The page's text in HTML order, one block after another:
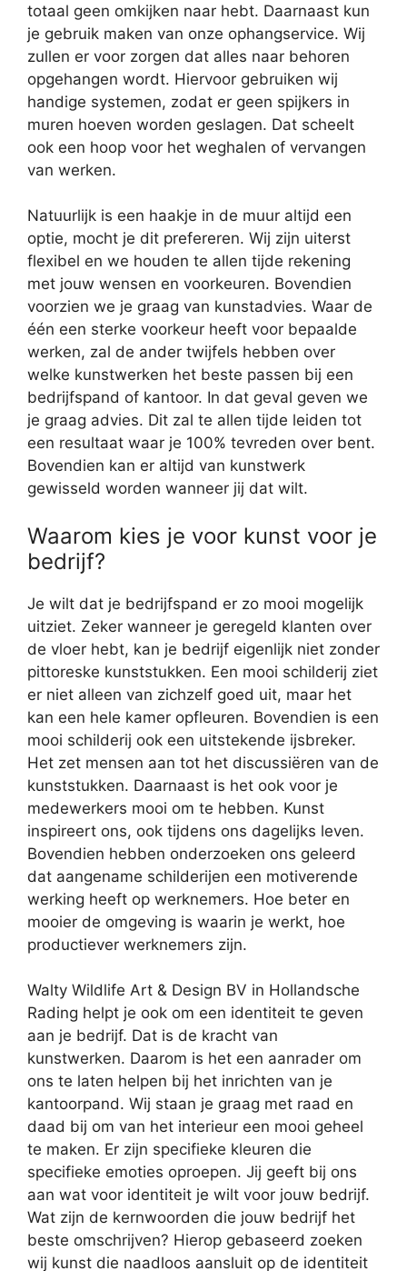
totaal geen omkijken naar hebt. Daarnaast kun
je gebruik maken van onze ophangservice. Wij
zullen er voor zorgen dat alles naar behoren
opgehangen wordt. Hiervoor gebruiken wij
handige systemen, zodat er geen spijkers in
muren hoeven worden geslagen. Dat scheelt
ook een hoop voor het weghalen of vervangen
van werken.
Natuurlijk is een haakje in de muur altijd een
optie, mocht je dit prefereren. Wij zijn uiterst
flexibel en we houden te allen tijde rekening
met jouw wensen en voorkeuren. Bovendien
voorzien we je graag van kunstadvies. Waar de
één een sterke voorkeur heeft voor bepaalde
werken, zal de ander twijfels hebben over
welke kunstwerken het beste passen bij een
bedrijfspand of kantoor. In dat geval geven we
je graag advies. Dit zal te allen tijde leiden tot
een resultaat waar je 100% tevreden over bent.
Bovendien kan er altijd van kunstwerk
gewisseld worden wanneer jij dat wilt.
Waarom kies je voor kunst voor je
bedrijf?
Je wilt dat je bedrijfspand er zo mooi mogelijk
uitziet. Zeker wanneer je geregeld klanten over
de vloer hebt, kan je bedrijf eigenlijk niet zonder
pittoreske kunststukken. Een mooi schilderij ziet
er niet alleen van zichzelf goed uit, maar het
kan een hele kamer opfleuren. Bovendien is een
mooi schilderij ook een uitstekende ijsbreker.
Het zet mensen aan tot het discussiëren van de
kunststukken. Daarnaast is het ook voor je
medewerkers mooi om te hebben. Kunst
inspireert ons, ook tijdens ons dagelijks leven.
Bovendien hebben onderzoeken ons geleerd
dat aangename schilderijen een motiverende
werking heeft op werknemers. Hoe beter en
mooier de omgeving is waarin je werkt, hoe
productiever werknemers zijn.
Walty Wildlife Art & Design BV in Hollandsche
Rading helpt je ook om een identiteit te geven
aan je bedrijf. Dat is de kracht van
kunstwerken. Daarom is het een aanrader om
ons te laten helpen bij het inrichten van je
kantoorpand. Wij staan je graag met raad en
daad bij om van het interieur een mooi geheel
te maken. Er zijn specifieke kleuren die
specifieke emoties oproepen. Jij geeft bij ons
aan wat voor identiteit je wilt voor jouw bedrijf.
Wat zijn de kernwoorden die jouw bedrijf het
beste omschrijven? Hierop gebaseerd zoeken
wij kunst die naadloos aansluit op de identiteit